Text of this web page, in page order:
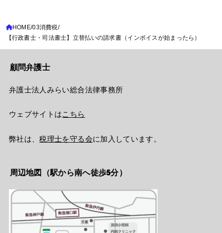
HOME 03消費税
【行政書士・司法書士】立替払いの請求書（インボイスが始まったら）
顧問弁護士
弁護士法人みらい総合法律事務所
ウェブサイトはこちら
弊社は、税理士を守る会に加入しています。
周辺地図（駅から南へ徒歩5分）